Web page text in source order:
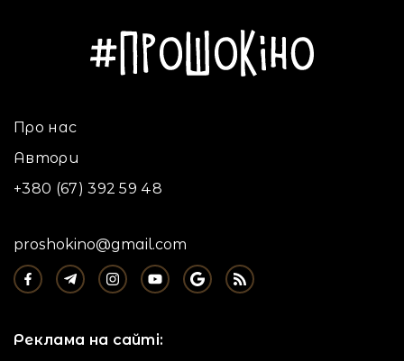
Про нас
Автори
+380 (67) 392 59 48
proshokino@gmail.com
Реклама на сайті: